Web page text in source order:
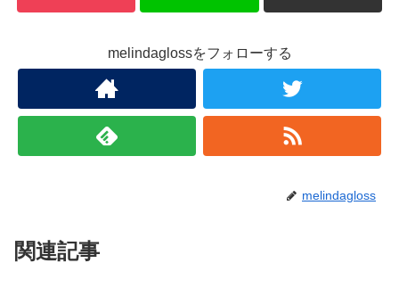
melindaglossをフォローする
melindagloss
関連記事